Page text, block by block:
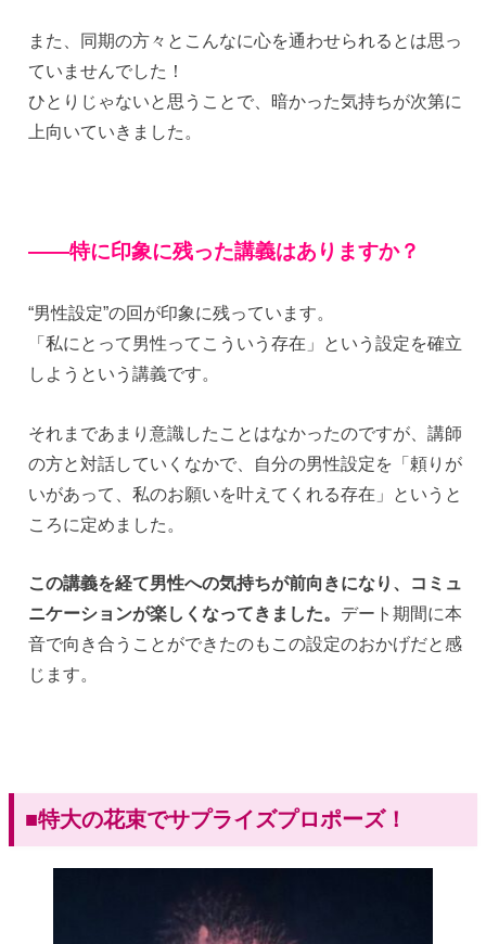
また、同期の方々とこんなに心を通わせられるとは思っ
ていませんでした！
ひとりじゃないと思うことで、暗かった気持ちが次第に
上向いていきました。
——特に印象に残った講義はありますか？
“男性設定”の回が印象に残っています。
「私にとって男性ってこういう存在」という設定を確立
しようという講義です。
それまであまり意識したことはなかったのですが、講師
の方と対話していくなかで、自分の男性設定を「頼りが
いがあって、私のお願いを叶えてくれる存在」というと
ころに定めました。
この講義を経て男性への気持ちが前向きになり、コミュ
ニケーションが楽しくなってきました。 デート期間に本
音で向き合うことができたのもこの設定のおかげだと感
じます。
■特大の花束でサプライズプロポーズ！